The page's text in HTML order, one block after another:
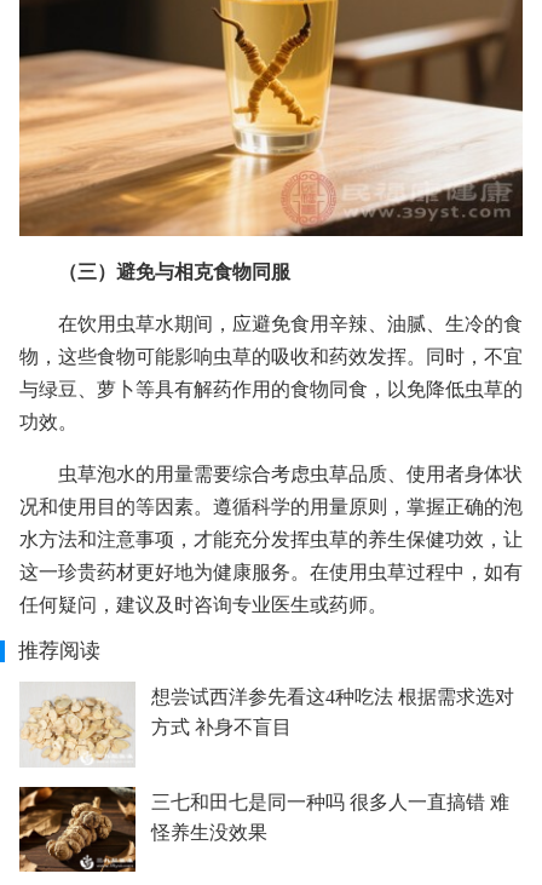
（三）避免与相克食物同服
在饮用虫草水期间，应避免食用辛辣、油腻、生冷的食
物，这些食物可能影响虫草的吸收和药效发挥。同时，不宜
与绿豆、萝卜等具有解药作用的食物同食，以免降低虫草的
功效。
虫草泡水的用量需要综合考虑虫草品质、使用者身体状
况和使用目的等因素。遵循科学的用量原则，掌握正确的泡
水方法和注意事项，才能充分发挥虫草的养生保健功效，让
这一珍贵药材更好地为健康服务。在使用虫草过程中，如有
任何疑问，建议及时咨询专业医生或药师。
推荐阅读
想尝试西洋参先看这4种吃法 根据需求选对
方式 补身不盲目
三七和田七是同一种吗 很多人一直搞错 难
怪养生没效果